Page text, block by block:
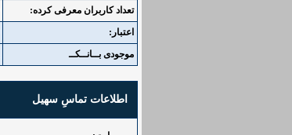
تعداد کاربران معرفی کرده:
اعتبار:
موجودی بــانــکــ
اطلاعات تماسِ سهیل